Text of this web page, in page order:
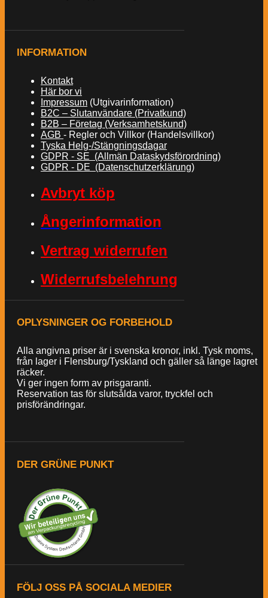
INFORMATION
Kontakt
Här bor vi
Impressum (Utgivarinformation)
B2C – Slutanvändare (Privatkund)
B2B – Företag (Verksamhetskund)
AGB - Regler och Villkor (Handelsvillkor)
Tyska Helg-/Stängningsdagar
GDPR - SE (Allmän Dataskydsförordning)
GDPR - DE (Datenschutzerklärung)
Avbryt köp
Ångerinformation
Vertrag widerrufen
Widerrufsbelehrung
OPLYSNINGER OG FORBEHOLD
Alla angivna priser är i svenska kronor, inkl. Tysk moms,
från lager i Flensburg/Tyskland och gäller så länge lagret
räcker.
Vi ger ingen form av prisgaranti.
Reservation tas för slutsålda varor, tryckfel och
prisförändringar.
DER GRÜNE PUNKT
FÖLJ OSS PÅ SOCIALA MEDIER